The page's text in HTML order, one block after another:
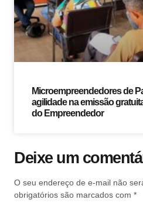
Microempreendedores de
agilidade na emissão
do Empreendedor
Deixe um
O seu endereço de e-mail não
obrigatórios são marcados com *